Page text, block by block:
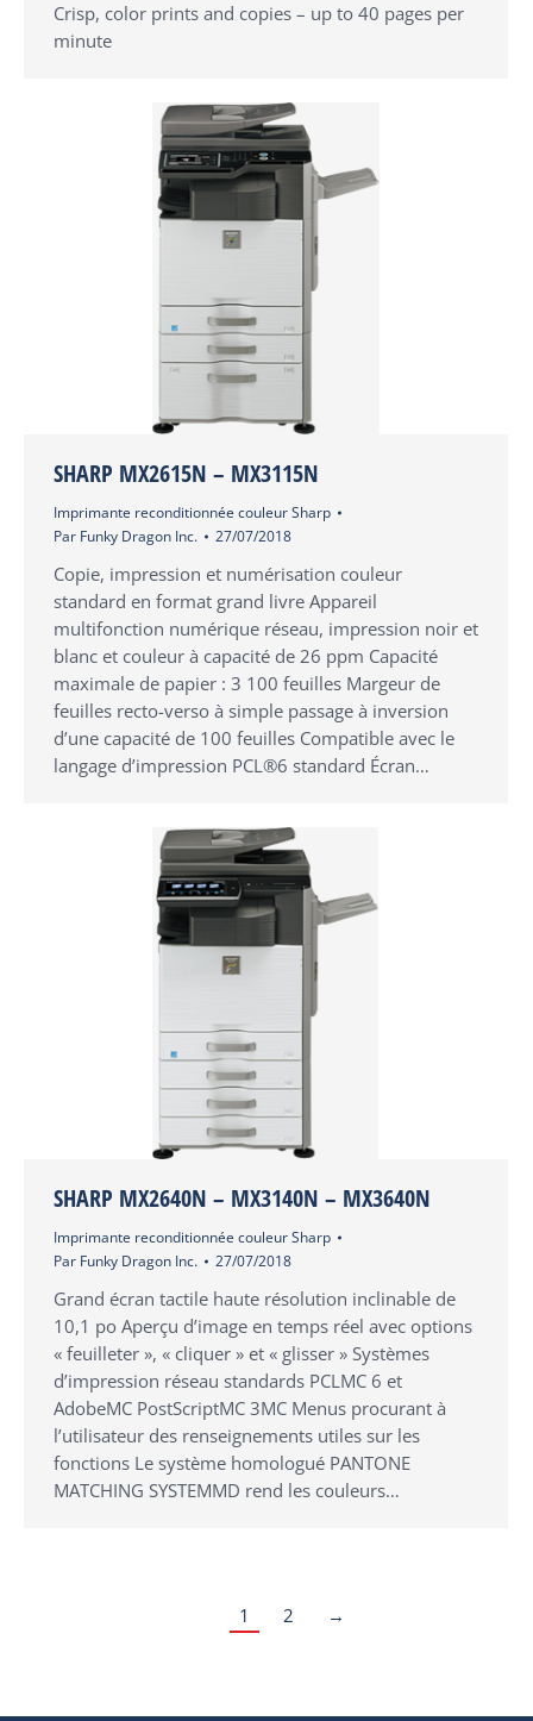
Crisp, color prints and copies – up to 40 pages per
minute
SHARP MX2615N – MX3115N
Imprimante reconditionnée couleur Sharp
Par Funky Dragon Inc. 27/07/2018
Copie, impression et numérisation couleur
standard en format grand livre Appareil
multifonction numérique réseau, impression noir et
blanc et couleur à capacité de 26 ppm Capacité
maximale de papier : 3 100 feuilles Margeur de
feuilles recto-verso à simple passage à inversion
d’une capacité de 100 feuilles Compatible avec le
langage d’impression PCL®6 standard Écran…
SHARP MX2640N – MX3140N – MX3640N
Imprimante reconditionnée couleur Sharp
Par Funky Dragon Inc. 27/07/2018
Grand écran tactile haute résolution inclinable de
10,1 po Aperçu d’image en temps réel avec options
« feuilleter », « cliquer » et « glisser » Systèmes
d’impression réseau standards PCLMC 6 et
AdobeMC PostScriptMC 3MC Menus procurant à
l’utilisateur des renseignements utiles sur les
fonctions Le système homologué PANTONE
MATCHING SYSTEMMD rend les couleurs…
1 2 →